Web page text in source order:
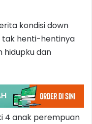
kondisi down
tak henti-hentinya
hidupku dan
4 anak perempuan